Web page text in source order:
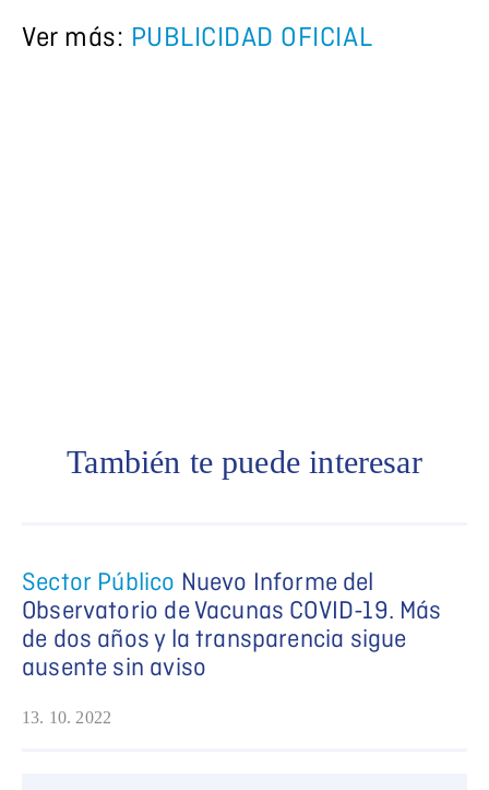
Ver más: PUBLICIDAD OFICIAL
También te puede interesar
Sector Público Nuevo Informe del
Observatorio de Vacunas COVID-19. Más
de dos años y la transparencia sigue
ausente sin aviso
13. 10. 2022